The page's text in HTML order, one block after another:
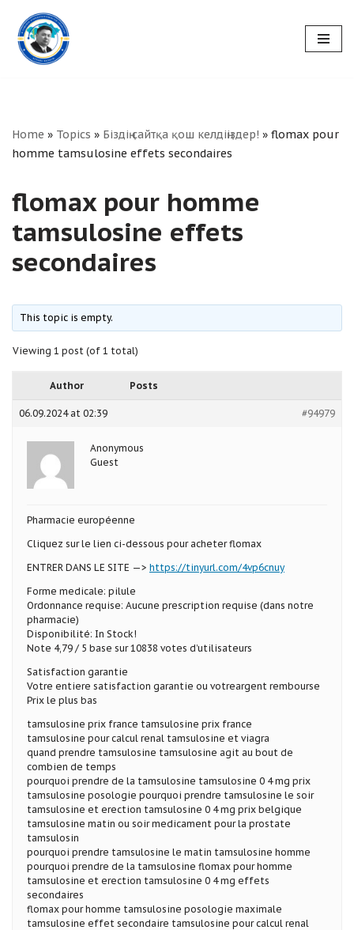
Skip
to
Home » Topics » Біздің сайтқа қош келдіңіздер! » flomax pour
homme tamsulosine effets secondaires
flomax pour homme
tamsulosine effets
secondaires
This topic is empty.
Viewing 1 post (of 1 total)
Author Posts
06.09.2024 at 02:39 #94979
Anonymous
Guest
Pharmacie européenne
Cliquez sur le lien ci-dessous pour acheter flomax
ENTRER DANS LE SITE —> https://tinyurl.com/4vp6cnuy
Forme medicale: pilule
Ordonnance requise: Aucune prescription requise (dans notre
pharmacie)
Disponibilité: In Stock!
Note 4,79 / 5 base sur 10838 votes d’utilisateurs
Satisfaction garantie
Votre entiere satisfaction garantie ou votreargent rembourse
Prix le plus bas
tamsulosine prix france tamsulosine prix france
tamsulosine pour calcul renal tamsulosine et viagra
quand prendre tamsulosine tamsulosine agit au bout de
combien de temps
pourquoi prendre de la tamsulosine tamsulosine 0 4 mg prix
tamsulosine posologie pourquoi prendre tamsulosine le soir
tamsulosine et erection tamsulosine 0 4 mg prix belgique
tamsulosine matin ou soir medicament pour la prostate
tamsulosin
pourquoi prendre tamsulosine le matin tamsulosine homme
pourquoi prendre de la tamsulosine flomax pour homme
tamsulosine et erection tamsulosine 0 4 mg effets
secondaires
flomax pour homme tamsulosine posologie maximale
tamsulosine effet secondaire tamsulosine pour calcul renal